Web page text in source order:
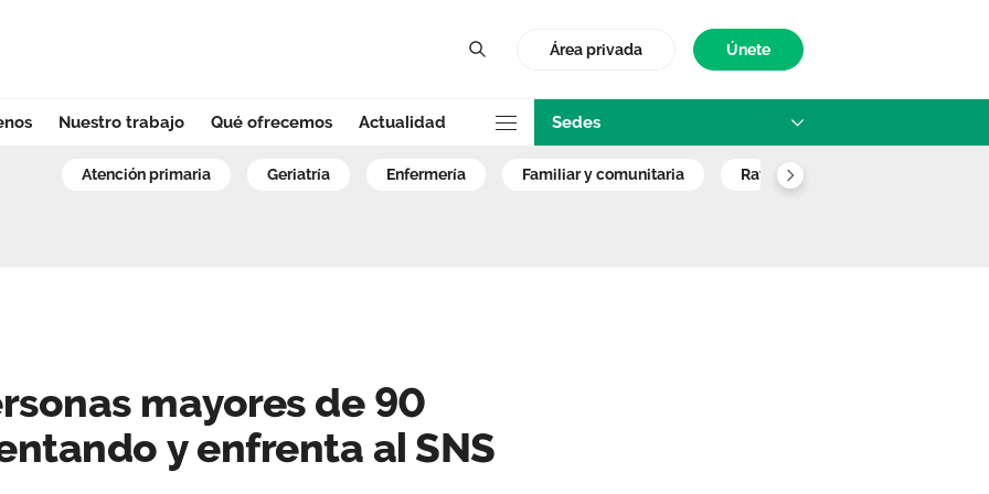
Área privada
Únete
Nuestro trabajo Qué ofrecemos Actualidad Sedes
mayores de 90 años sigue
atención primaria geriatría enfermería familiar y comunitaria ratio de enfermeras
mayores de 90
y enfrenta al SNS